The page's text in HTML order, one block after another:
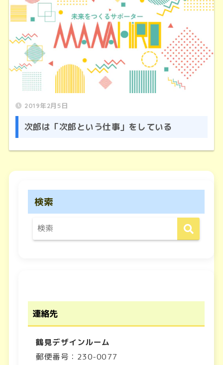
2019年2月5日
次郎は「次郎という仕事」をしている
検索
連絡先
鶴見デザインルーム
郵便番号：230-0077